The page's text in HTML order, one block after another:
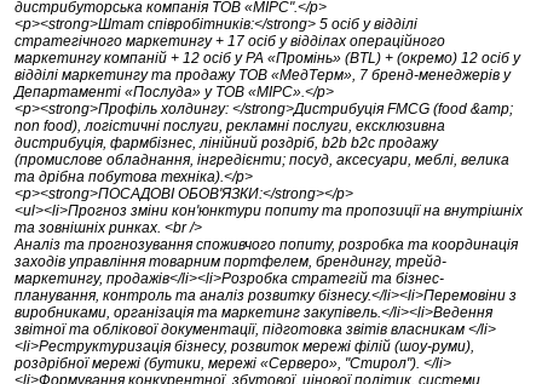
дистрибуторська компанія ТОВ «МІРС".</p>
<p><strong>Штат співробітників:</strong> 5 осіб у відділі
стратегічного маркетингу + 17 осіб у відділах операційного
маркетингу компаній + 12 осіб у РА «Промінь» (BTL) + (окремо) 12 осіб у
відділі маркетингу та продажу ТОВ «МедТерм», 7 бренд-менеджерів у
Департаменті «Послуда» у ТОВ «МІРС».</p>
<p><strong>Профіль холдингу: </strong>Дистрибуція FMCG (food &amp;
non food), логістичні послуги, рекламні послуги, ексклюзивна
дистрибуція, фармбізнес, лінійний роздріб, b2b b2c продажу
(промислове обладнання, інгредієнти; посуд, аксесуари, меблі, велика
та дрібна побутова техніка).</p>
<p><strong>ПОСАДОВІ ОБОВ'ЯЗКИ:</strong></p>
<ul><li>Прогноз зміни кон'юнктури попиту та пропозиції на внутрішніх
та зовнішніх ринках. <br />
Аналіз та прогнозування споживчого попиту, розробка та координація
заходів управління товарним портфелем, брендингу, трейд-
маркетингу, продажів</li><li>Розробка стратегій та бізнес-
планування, контроль та аналіз розвитку бізнесу.</li><li>Перемовiни з
виробниками, організація та маркетинг закупівель.</li><li>Ведення
звітної та облікової документації, підготовка звітів власникам </li>
<li>Реструктуризація бізнесу, розвиток мережі філій (шоу-руми),
роздрібної мережі (бутики, мережі «Серверо», "Стирол"). </li>